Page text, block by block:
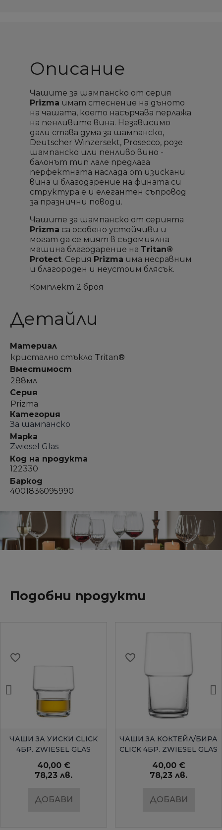
Добави към списък с
желани продукти
Създай нов списък
Създай списък
Име на списък
Отмени Създай списък
Sign in
Необходимо е да влезете с във Вашия профил
за да добавите продукта в списъка с желание
продукти
Отмени Sign in
Добави към списък с
желани продукти
Създай нов списък
Създай списък
Име на списък
Отмени Създай списък
Sign in
Необходимо е да влезете с във Вашия профил
за да добавите продукта в списъка с желание
продукти
Отмени Sign in
Описание
Чашите за шампанско от серия
Prizma имат стеснение на дъното
на чашата, което насърчава перлажа
на пенливите вина. Независимо
дали става дума за шампанско,
Deutscher Winzersekt, Prosecco, розе
шампанско или пенливо вино -
балонът тип лале предлага
перфектната наслада от изискани
вина и благодарение на фината си
структура е и елегантен съпровод
за празнични поводи.
Чашите за шампанско от серията
Prizma са особено устойчиви и
могат да се мият в съдомиялна
машина благодарение на Tritan®
Protect. Серия Prizma има несравним
и благороден и неустоим блясък.
Комплект 2 броя
Детайли
Материал
кристално стъкло Tritan®
Вместимост
288мл
Серия
Prizma
Категория
За шампанско
Марка
Zwiesel Glas
Код на продукта
122330
Баркод
4001836095990
Подобни продукти
БЪРЗ ПРЕГЛЕД
ЧАШИ ЗА УИСКИ CLICK
4БР. ZWIESEL GLAS
40,00 €
78,23 лв.
ДОБАВИ
favorite_border
БЪРЗ ПРЕГЛЕД
ЧАШИ ЗА КОКТЕЙЛ/БИРА
CLICK 4БР. ZWIESEL GLAS
40,00 €
78,23 лв.
ДОБАВИ
favorite_border